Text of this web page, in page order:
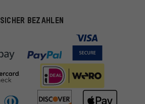
SICHER BEZAHLEN